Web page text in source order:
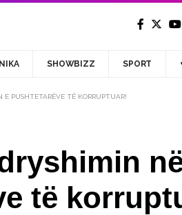
SHOWBIZZ SPORT
PUSHTETARËVE TË KORRUPTUAR!
të